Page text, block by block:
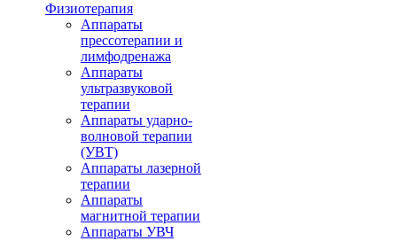
Физиотерапия
Аппараты
прессотерапии и
лимфодренажа
Аппараты
ультразвуковой
терапии
Аппараты ударно-
волновой терапии
(УВТ)
Аппараты лазерной
терапии
Аппараты
магнитной терапии
Аппараты УВЧ